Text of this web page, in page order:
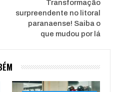
Transformação
surpreendente no litoral
paranaense! Saiba o
que mudou por lá